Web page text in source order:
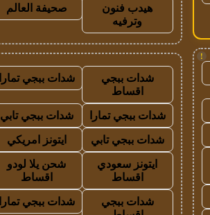
!
هيدب فنون
وترفيه
صحيفة العالم
شدات ببجي
اقساط
شدات ببجي تمارا
شدات ببجي تمارا شدات ببجي تابي
شدات ببجي تابي ايتونز امريكي
ايتونز سعودي
اقساط
شحن يلا لودو
اقساط
شدات ببجي
شدات ببجي تمارا